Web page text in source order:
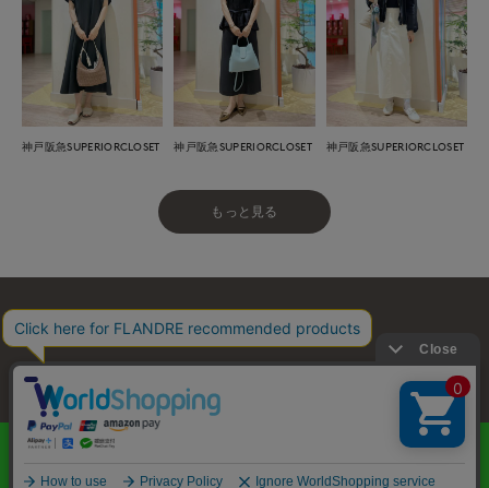
神戸阪急SUPERIORCLOSET 神戸阪急SUPERIORCLOSET 神戸阪急SUPERIORCLOSET
もっと見る
お問い合わせ 利用規約 プライバシーポリシー
特定商取引・古物営業法に基づく表示